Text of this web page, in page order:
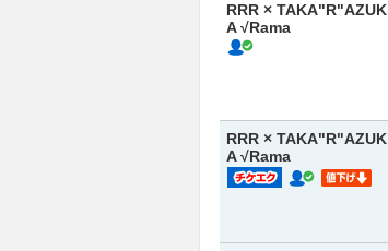
RRR × TAKA"R"AZUK
A √Rama
RRR × TAKA"R"AZUK
A √Rama